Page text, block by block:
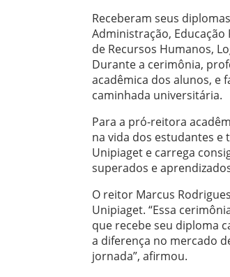
Receberam seus
Administração, Educação
de Recursos Humanos,
Durante a cerimônia,
acadêmica dos alunos, e
caminhada universitária.
Para a pró-reitora
na vida dos estudantes e
Unipiaget e carrega
superados e
O reitor Marcus
Unipiaget. “Essa
que recebe seu diploma
a diferença no mercado
jornada”, afirmou.